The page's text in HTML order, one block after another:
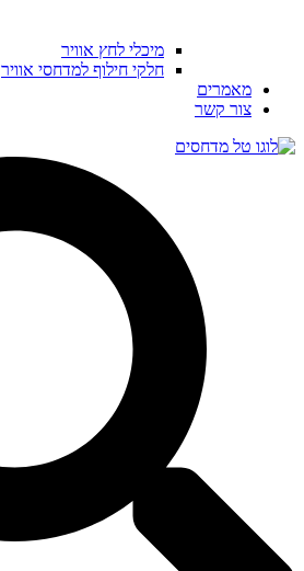
מיכלי לחץ אוויר
חלקי חילוף למדחסי אוויר
מאמרים
צור קשר